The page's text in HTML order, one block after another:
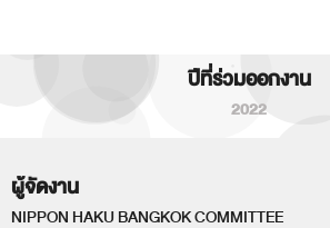
ปีที่ร่วมออกงาน
2022
ผู้จัดงาน
NIPPON HAKU BANGKOK COMMITTEE